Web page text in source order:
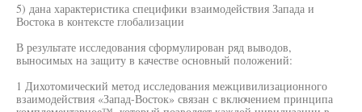
5) дана характеристика специфики взаимодействия Запада и
Востока в контексте глобализации
В результате исследования сформулирован ряд выводов,
выносимых на защиту в качестве основный положений:
1 Дихотомический метод исследования межцивилизационного
взаимодействия «Запад-Восток» связан с включением принципа